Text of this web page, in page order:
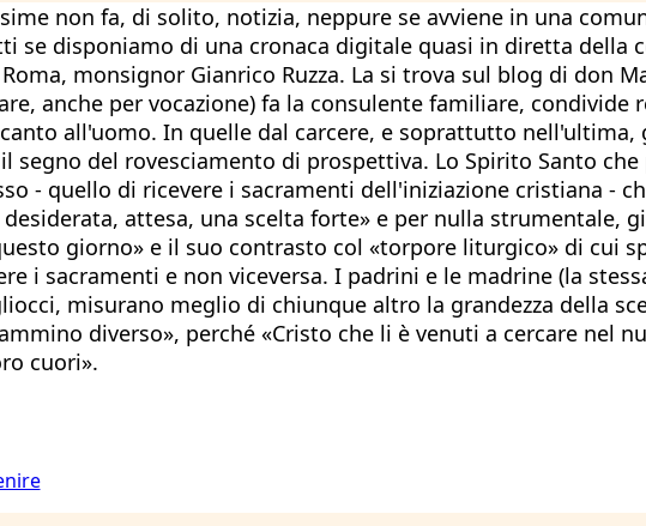
non fa, di solito, notizia, neppure se avviene in una
se disponiamo di una cronaca digitale quasi in diretta della
monsignor Gianrico Ruzza. La si trova sul blog di don
anche per vocazione) fa la consulente familiare,
all'uomo. In quelle dal carcere, e soprattutto
del rovesciamento di prospettiva. Lo Spirito Santo
- quello di ricevere i sacramenti dell'iniziazione cristiana -
attesa, una scelta forte» e per nulla strumentale,
giorno» e il suo contrasto col «torpore liturgico» di cui
i sacramenti e non viceversa. I padrini e le madrine (la
misurano meglio di chiunque altro la grandezza della
diverso», perché «Cristo che li è venuti a cercare nel
cuori».